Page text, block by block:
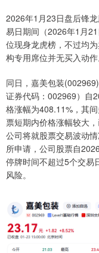
2026年1月23日盘后锋
易日期间（2026年1月
位现身龙虎榜，不过均
构专用席位并无买入动作
同日，嘉美包装
证券代码：002969）自
格涨幅为408.11%，其
票短期内价格涨幅较大
公司将就股票交易波动
所申请，公司股票自
停牌时间不超过5个交易
风险。